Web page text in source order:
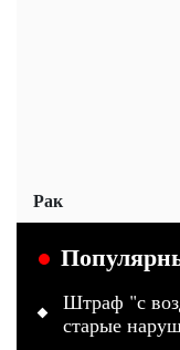
Рак
Штраф "с
старые